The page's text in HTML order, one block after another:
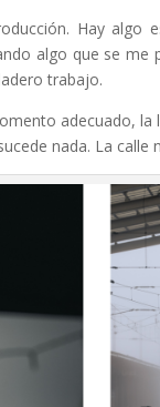
Hay algo
algo que se
trabajo.
adecuado,
nada. La calle